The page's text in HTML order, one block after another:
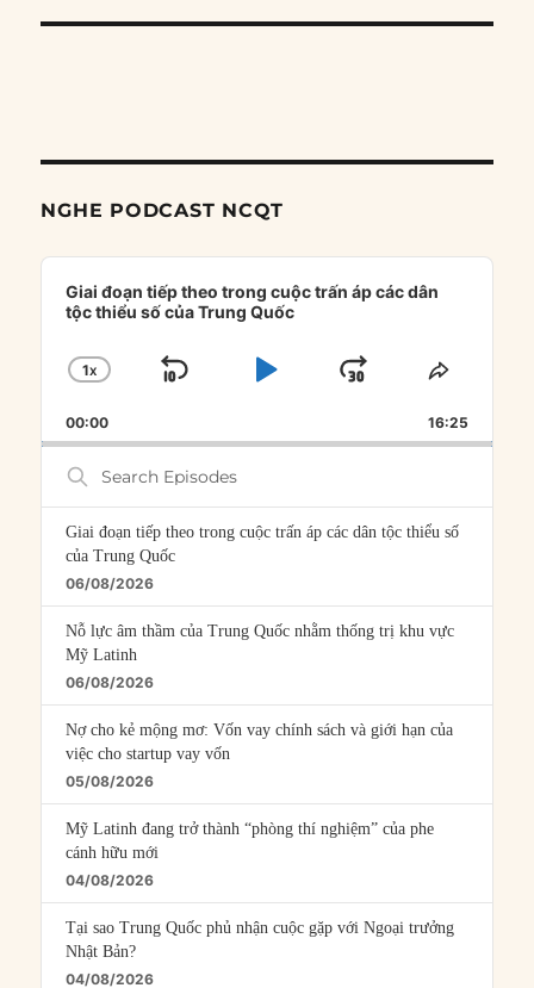
NGHE PODCAST NCQT
Audio
Player
Giai đoạn tiếp theo trong cuộc trấn áp các dân
tộc thiểu số của Trung Quốc
CHANGE
RATE
1X
SKIP
PLAYJUMP
FORWARD
SHARE
00:00 16:25
Search
Episodes
Giai đoạn tiếp theo trong cuộc trấn áp các dân tộc thiểu số
của Trung Quốc
06/08/2026
Nỗ lực âm thầm của Trung Quốc nhằm thống trị khu vực
Mỹ Latinh
06/08/2026
Nợ cho kẻ mộng mơ: Vốn vay chính sách và giới hạn của
việc cho startup vay vốn
05/08/2026
Mỹ Latinh đang trở thành “phòng thí nghiệm” của phe
cánh hữu mới
04/08/2026
Tại sao Trung Quốc phủ nhận cuộc gặp với Ngoại trưởng
Nhật Bản?
04/08/2026